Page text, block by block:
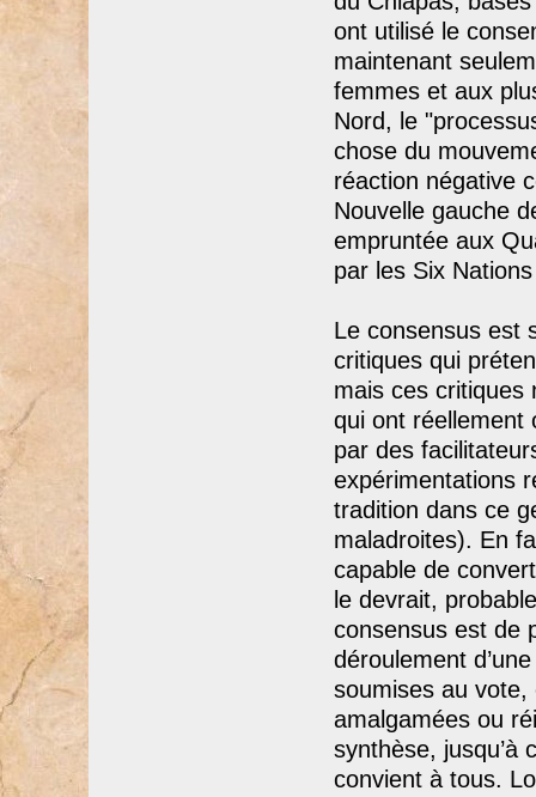
ont utilisé le
maintenant
femmes et aux
Nord, le
chose du
réaction négative
Nouvelle gauche
empruntée aux
par les Six
Le consensus est
critiques qui
mais ces critiques
qui ont réellement
par des
expérimentations
tradition dans ce
maladroites). En
capable de
le devrait,
consensus est de
déroulement
soumises au vote,
amalgamées ou
synthèse, jusqu’à
convient à tous.